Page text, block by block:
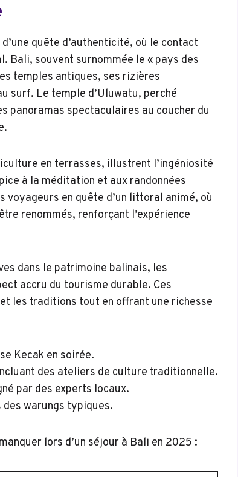
quête d’authenticité, où le contact
souvent surnommée le « pays des
temples antiques, ses rizières
surf. Le temple d’Uluwatu, perché
panoramas spectaculaires au coucher du
en terrasses, illustrent l’ingéniosité
à la méditation et aux randonnées
en quête d’un littoral animé, où
renommés, renforçant l’expérience
dans le patrimoine balinais, les
accru du tourisme durable. Ces
les traditions tout en offrant une richesse
Kecak en soirée.
des ateliers de culture traditionnelle.
par des experts locaux.
warungs typiques.
lors d’un séjour à Bali en 2025 :